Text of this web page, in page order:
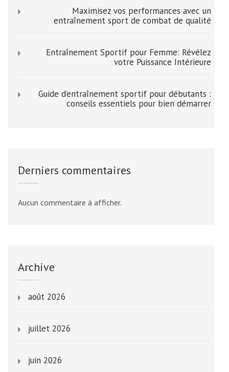
Maximisez vos performances avec un
entraînement sport de combat de qualité
Entraînement Sportif pour Femme: Révélez
votre Puissance Intérieure
Guide d’entraînement sportif pour débutants :
conseils essentiels pour bien démarrer
Derniers commentaires
Aucun commentaire à afficher.
Archive
août 2026
juillet 2026
juin 2026